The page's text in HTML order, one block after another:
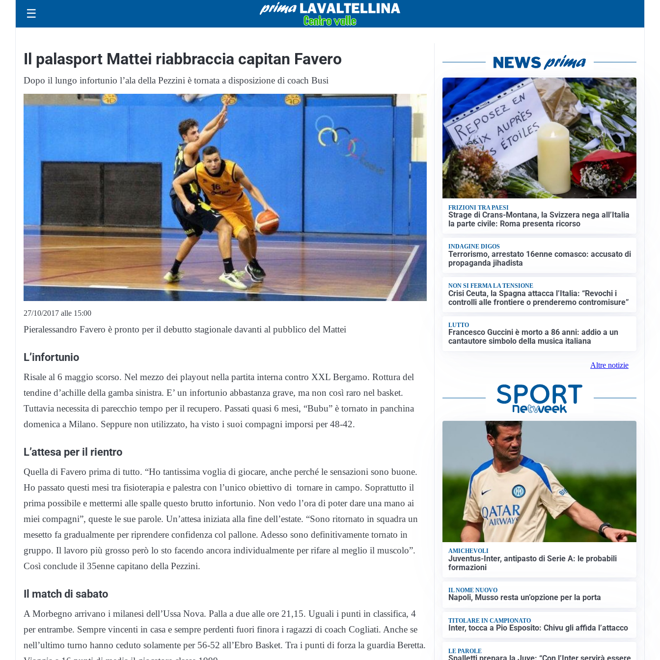
☰
Il palasport Mattei riabbraccia capitan Favero
Dopo il lungo infortunio l’ala della Pezzini è tornata a disposizione di coach Busi
27/10/2017 alle 15:00
Pieralessandro Favero è pronto per il debutto stagionale davanti al pubblico del Mattei
L’infortunio
Risale al 6 maggio scorso. Nel mezzo dei playout nella partita interna contro XXL Bergamo. Rottura del
tendine d’achille della gamba sinistra. E’ un infortunio abbastanza grave, ma non così raro nel basket.
Tuttavia necessita di parecchio tempo per il recupero. Passati quasi 6 mesi, “Bubu” è tornato in panchina
domenica a Milano. Seppure non utilizzato, ha visto i suoi compagni imporsi per 48-42.
L’attesa per il rientro
Quella di Favero prima di tutto. “Ho tantissima voglia di giocare, anche perché le sensazioni sono buone.
Ho passato questi mesi tra fisioterapia e palestra con l’unico obiettivo di tornare in campo. Soprattutto il
prima possibile e mettermi alle spalle questo brutto infortunio. Non vedo l’ora di poter dare una mano ai
miei compagni”, queste le sue parole. Un’attesa iniziata alla fine dell’estate. “Sono ritornato in squadra un
mesetto fa gradualmente per riprendere confidenza col pallone. Adesso sono definitivamente tornato in
gruppo. Il lavoro più grosso però lo sto facendo ancora individualmente per rifare al meglio il muscolo”.
Così conclude il 35enne capitano della Pezzini.
Il match di sabato
A Morbegno arrivano i milanesi dell’Ussa Nova. Palla a due alle ore 21,15. Uguali i punti in classifica, 4
per entrambe. Sempre vincenti in casa e sempre perdenti fuori finora i ragazzi di coach Cogliati. Anche se
nell’ultimo turno hanno ceduto solamente per 56-52 all’Ebro Basket. Tra i punti di forza la guardia Beretta.
FRIZIONI TRA PAESI
Strage di Crans-Montana, la Svizzera nega all’Italia
la parte civile: Roma presenta ricorso
INDAGINE DIGOS
Terrorismo, arrestato 16enne comasco: accusato di
propaganda jihadista
NON SI FERMA LA TENSIONE
Crisi Ceuta, la Spagna attacca l’Italia: “Revochi i
controlli alle frontiere o prenderemo contromisure”
LUTTO
Francesco Guccini è morto a 86 anni: addio a un
cantautore simbolo della musica italiana
Altre notizie
AMICHEVOLI
Juventus-Inter, antipasto di Serie A: le probabili
formazioni
IL NOME NUOVO
Napoli, Musso resta un’opzione per la porta
TITOLARE IN CAMPIONATO
Inter, tocca a Pio Esposito: Chivu gli affida l’attacco
LE PAROLE